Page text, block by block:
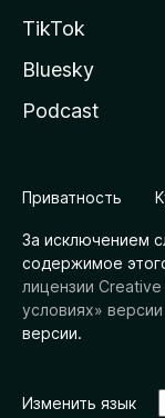
TikTok
Bluesky
Podcast
Приватность
За исключением
содержимое
лицензии
условиях»
версии.
Изменить язык